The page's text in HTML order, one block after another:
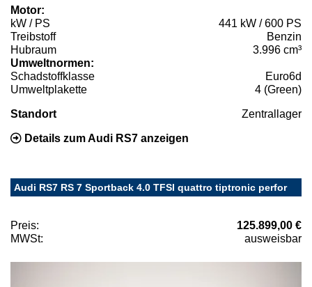
Motor:
kW / PS
441 kW / 600 PS
Treibstoff
Benzin
Hubraum
3.996 cm³
Umweltnormen:
Schadstoffklasse
Euro6d
Umweltplakette
4 (Green)
Standort Zentrallager
Details zum Audi RS7 anzeigen
Audi RS7 RS 7 Sportback 4.0 TFSI quattro tiptronic perfor
Preis:
125.899,00 €
MWSt:
ausweisbar